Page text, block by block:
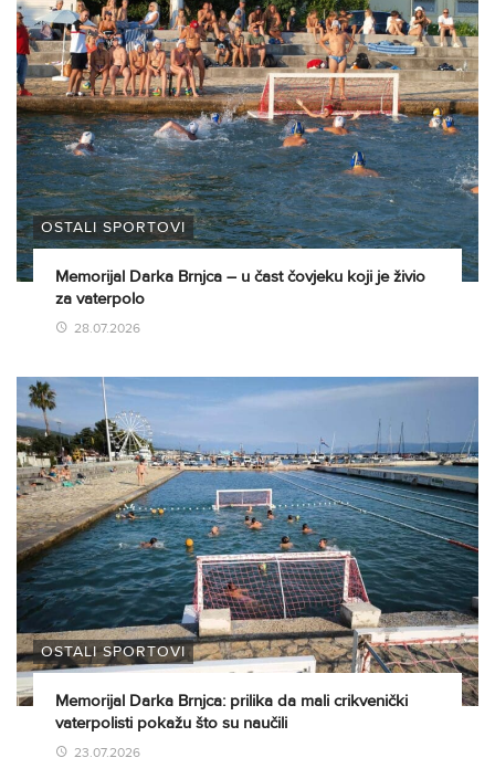
OSTALI SPORTOVI
Memorijal Darka Brnjca – u čast čovjeku koji je živio
za vaterpolo
28.07.2026
OSTALI SPORTOVI
Memorijal Darka Brnjca: prilika da mali crikvenički
vaterpolisti pokažu što su naučili
23.07.2026